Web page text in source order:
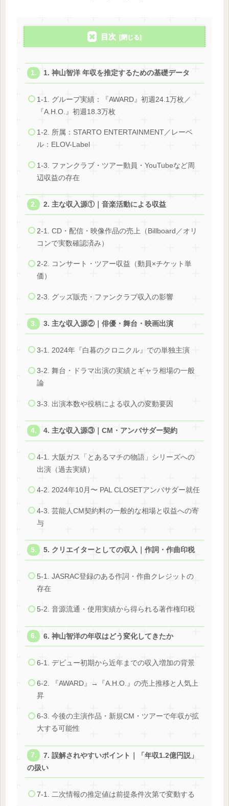
目次
1. 神山智洋 年収を推定するための基礎データ
1-1. グループ実績：『AWARD』初週24.1万枚／
『A.H.O.』初週18.3万枚
1-2. 所属：STARTO ENTERTAINMENT／レーベ
ル：ELOV-Label
1-3. ファンクラブ・ツアー動員・YouTubeなど周
辺収益の存在
2. 主な収入源①｜音楽活動による収益
2-1. CD・配信・映像作品の売上（Billboard／オリ
コンで実数確認済み）
2-2. コンサート・ツアー収益（動員×チケット単
価）
2-3. グッズ販売・ファンクラブ収入の影響
3. 主な収入源②｜俳優・舞台・映画出演
3-1. 2024年『白暮のクロニクル』での単独主演
3-2. 舞台・ドラマ出演の実績とギャラ相場の一般
論
3-3. 出演本数や役柄による収入の変動要因
4. 主な収入源③｜CM・アンバサダー契約
4-1. 大阪ガス「とあるマチの物語」シリーズへの
出演（過去実績）
4-2. 2024年10月〜 PAL CLOSETアンバサダー就任
4-3. 芸能人CM契約料の一般的な相場と収益への寄
与
5. クリエイターとしての収入｜作詞・作曲印税
5-1. JASRAC登録のある作詞・作曲クレジットの
存在
5-2. 音源流通・使用実績から得られる著作権印税
6. 神山智洋の年収はどう変化してきたか
6-1. デビュー初期から近年までの収入増加の背景
6-2. 『AWARD』→『A.H.O.』の売上推移と人気上
昇
6-3. 今後の主演作品・新規CM・ツアーで年収が拡
大する可能性
7. 誤解されやすいポイント｜「年収1.2億円説」
の扱い
7-1. 二次情報の推定値は前提条件次第で変動する